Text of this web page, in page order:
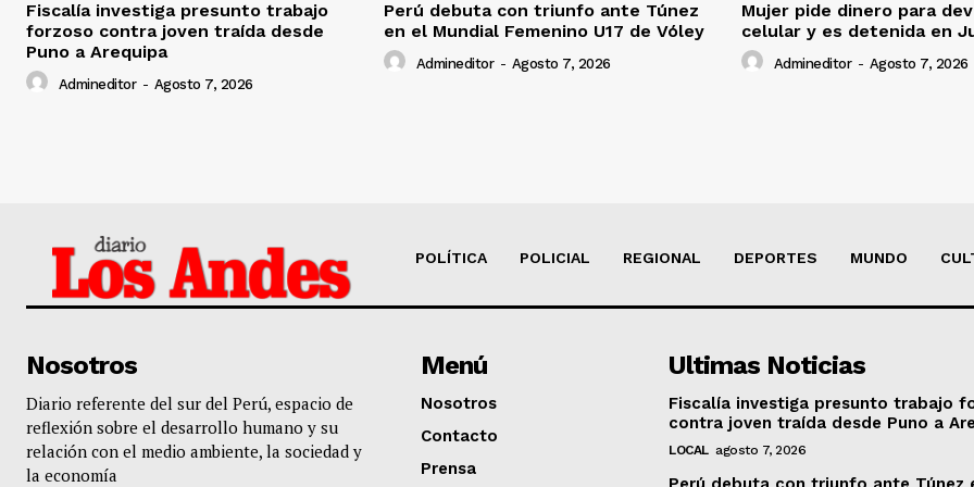
Fiscalía investiga presunto trabajo
forzoso contra joven traída desde
Puno a Arequipa
Admineditor - Agosto 7, 2026
Perú debuta con triunfo ante Túnez
en el Mundial Femenino U17 de Vóley
Admineditor - Agosto 7, 2026
Mujer pide dinero para
celular y es detenida en
Admineditor - Agosto 7, 2026
POLÍTICA POLICIAL REGIONAL DEPORTES MUNDO
Nosotros
Diario referente del sur del Perú, espacio de
reflexión sobre el desarrollo humano y su
relación con el medio ambiente, la sociedad y
la economía
Menú
Nosotros
Contacto
Prensa
Ultimas Noticias
Fiscalía investiga presunto trabajo
contra joven traída desde Puno a
LOCAL agosto 7, 2026